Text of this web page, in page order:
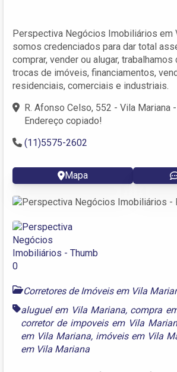
Perspectiva Negócios Imobiliários em
somos credenciados para dar total
comprar, vender ou alugar,
trocas de imóveis, financiamentos,
residenciais, comerciais e industriais.
R. Afonso Celso, 552 - Vila Mariana
Endereço copiado!
(11)5575-2602
Mapa
Corretores de Imóveis em Vila
aluguel em Vila Mariana, compra
corretor de impoveis em Vila
em Vila Mariana, imóveis em Vila
em Vila Mariana